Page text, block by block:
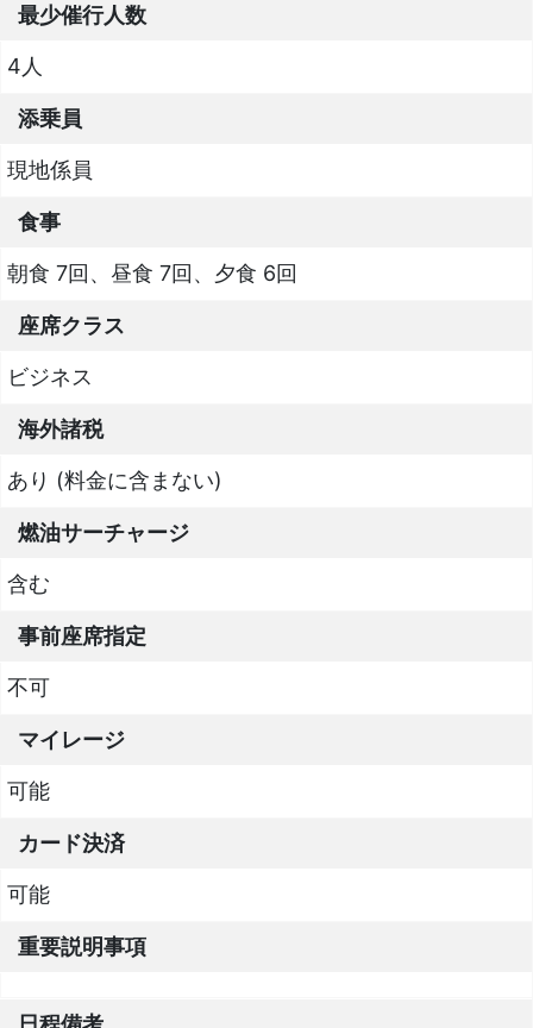
最少催行人数
4人
添乗員
現地係員
食事
朝食 7回、昼食 7回、夕食 6回
座席クラス
ビジネス
海外諸税
あり (料金に含まない)
燃油サーチャージ
含む
事前座席指定
不可
マイレージ
可能
カード決済
可能
重要説明事項